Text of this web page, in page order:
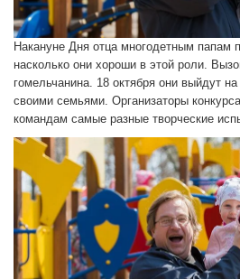
Накануне Дня отца многодетным папам
насколько они хороши в этой роли.
гомельчанина. 18 октября они выйдут
своими семьями. Организаторы
командам самые разные творческие